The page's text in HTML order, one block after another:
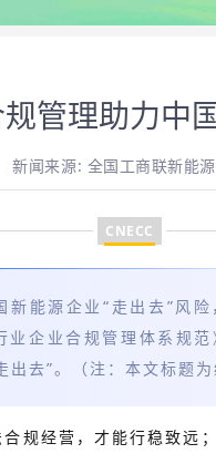
规管理助力中
新闻来源: 全国工商联新能
CNECC
新能源企业“走出去”风
业企业合规管理体系规
去”。（注：本文标题为
规经营，才能行稳致远